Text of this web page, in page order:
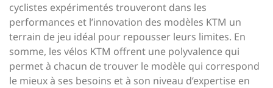
cyclistes expérimentés trouveront dans les
performances et l’innovation des modèles KTM un
terrain de jeu idéal pour repousser leurs limites. En
somme, les vélos KTM offrent une polyvalence qui
permet à chacun de trouver le modèle qui correspond
le mieux à ses besoins et à son niveau d’expertise en